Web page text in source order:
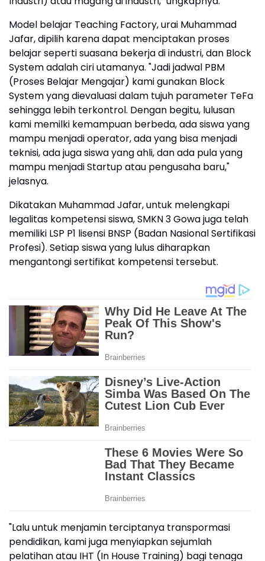
Model belajar Teaching Factory, urai Muhammad
Jafar, dipilih karena dapat menciptakan proses
belajar seperti suasana bekerja di industri, dan Block
System adalah ciri utamanya. "Jadi jadwal PBM
(Proses Belajar Mengajar) kami gunakan Block
System yang dievaluasi dalam tujuh parameter TeFa
sehingga lebih terkontrol. Dengan begitu, lulusan
kami memilki kemampuan berbeda, ada siswa yang
mampu menjadi operator, ada yang bisa menjadi
teknisi, ada juga siswa yang ahli, dan ada pula yang
mampu menjadi Startup atau pengusaha baru,"
jelasnya.
Dikatakan Muhammad Jafar, untuk melengkapi
legalitas kompetensi siswa, SMKN 3 Gowa juga telah
memiliki LSP P1 lisensi BNSP (Badan Nasional Sertifikasi
Profesi). Setiap siswa yang lulus diharapkan
mengantongi sertifikat kompetensi tersebut.
"Lalu untuk menjamin terciptanya transpormasi
pendidikan, kami juga menyiapkan sejumlah
pelatihan atau IHT (In House Training) bagi tenaga